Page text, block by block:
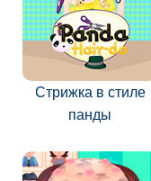
Стрижка в стиле
панды